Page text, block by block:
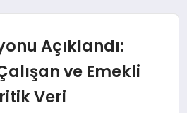
Açıklandı:
ve Emekli
Veri